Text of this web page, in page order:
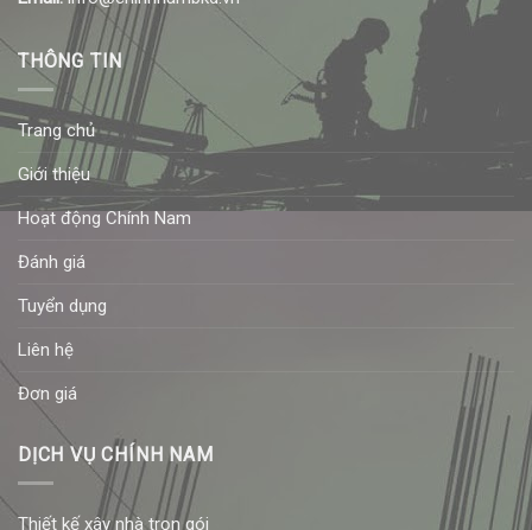
THÔNG TIN
Trang chủ
Giới thiệu
Hoạt động Chính Nam
Đánh giá
Tuyển dụng
Liên hệ
Đơn giá
DỊCH VỤ CHÍNH NAM
Thiết kế xây nhà trọn gói